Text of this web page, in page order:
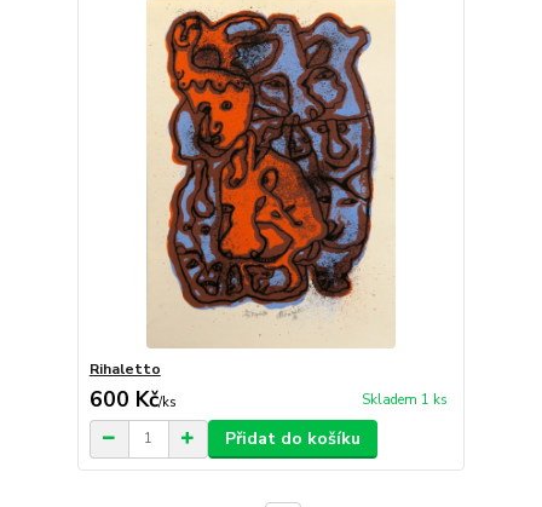
Rihaletto
600 Kč/ks Skladem 1 ks
Přidat do košíku